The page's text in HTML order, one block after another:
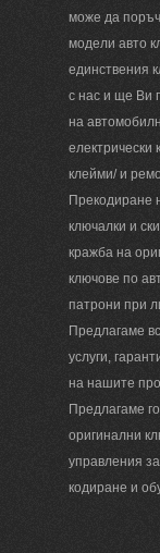
може да
модели авто
единствения
с нас и ще Ви
на
електрически
клейми/ и
Прекодиране
ключалки и
кражба на
ключове по
патрони при
Предлагаме
услуги,
на нашите
Предлагаме
оригинални
управления
кодиране и